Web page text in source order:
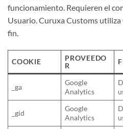
funcionamiento. Requieren el
Usuario. Curuxa Customs
fin.
COOKIE
PROVEEDO
R
_ga
Google
Analytics
_gid
Google
Analytics